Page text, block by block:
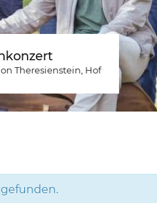
Theresienstein , Hof